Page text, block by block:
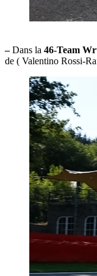
–Dans la 46-Team
de ( Valentino Rossi-